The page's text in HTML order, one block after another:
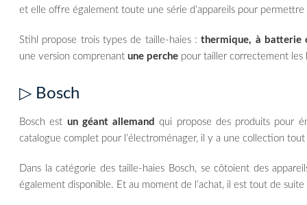
et elle offre également toute une série d’appareils pour
Stihl propose trois types de taille-haies :thermique, à batterie
une version comprenant une perche pour tailler correctement les
▷ Bosch
Bosch est un géant allemand qui propose des produits pour
catalogue complet pour l’électroménager, il y a une collection
Dans la catégorie des taille-haies Bosch, se côtoient des
également disponible. Et au moment de l’achat, il est tout de